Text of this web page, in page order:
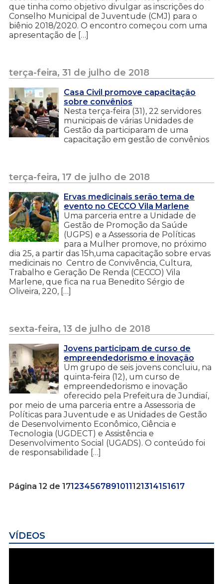
que tinha como objetivo divulgar as inscrições do
Conselho Municipal de Juventude (CMJ) para o
biênio 2018/2020. O encontro começou com uma
apresentação de […]
terça-feira, 31 de julho de 2018
Casa Civil promove capacitação
sobre convênios
Nesta terça-feira (31), 22 servidores
municipais de várias Unidades de
Gestão da participaram de uma
capacitação em gestão de convênios
terça-feira, 17 de julho de 2018
Ervas medicinais serão tema de
evento no CECCO Vila Marlene
Uma parceria entre a Unidade de
Gestão de Promoção da Saúde
(UGPS) e a Assessoria de Políticas
para a Mulher promove, no próximo
dia 25, a partir das 15h,uma capacitação sobre ervas
medicinais no Centro de Convivência, Cultura,
Trabalho e Geração De Renda (CECCO) Vila
Marlene, que fica na rua Benedito Sérgio de
Oliveira, 220, […]
sexta-feira, 13 de julho de 2018
Jovens participam de curso de
empreendedorismo e inovação
Um grupo de seis jovens concluiu, na
quinta-feira (12), um curso de
empreendedorismo e inovação
oferecido pela Prefeitura de Jundiaí,
por meio de uma parceria entre a Assessoria de
Políticas para Juventude e as Unidades de Gestão
de Desenvolvimento Econômico, Ciência e
Tecnologia (UGDECT) e Assistência e
Desenvolvimento Social (UGADS). O conteúdo foi
de responsabilidade […]
Página 12 de 171234567891011121314151617
VÍDEOS